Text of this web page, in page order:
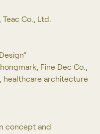
Co., Ltd.
Fine Dec Co.,
healthcare architecture
concept and